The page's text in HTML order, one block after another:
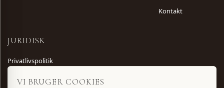
Kontakt
JURIDISK
Privatlivspolitik
Vilkår og betingelser
VI BRUGER COOKIES